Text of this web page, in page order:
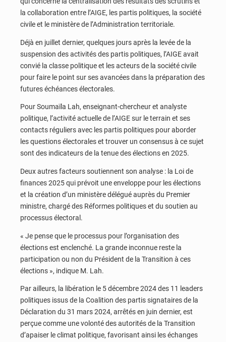
la collaboration entre l’AIGE, les partis politiques, la société
civile et le ministère de l’Administration territoriale.
Déjà en juillet dernier, quelques jours après la levée de la
suspension des activités des partis politiques, l’AIGE avait
convié la classe politique et les acteurs de la société civile
pour faire le point sur ses avancées dans la préparation des
futures échéances électorales.
Pour Soumaïla Lah, enseignant-chercheur et analyste
politique, l’activité actuelle de l’AIGE sur le terrain et ses
contacts réguliers avec les partis politiques pour aborder
les questions électorales et trouver un consensus à ce sujet
sont des indicateurs de la tenue des élections en 2025.
Deux autres facteurs soutiennent son analyse : la Loi de
finances 2025 qui prévoit une enveloppe pour les élections
et la création d’un ministère délégué auprès du Premier
ministre, chargé des Réformes politiques et du soutien au
processus électoral.
« Je pense que le processus pour l’organisation des
élections est enclenché. La grande inconnue reste la
participation ou non du Président de la Transition à ces
élections », indique M. Lah.
Par ailleurs, la libération le 5 décembre 2024 des 11 leaders
politiques issus de la Coalition des partis signataires de la
Déclaration du 31 mars 2024, arrêtés en juin dernier, est
perçue comme une volonté des autorités de la Transition
d’apaiser le climat politique, favorisant ainsi les échanges